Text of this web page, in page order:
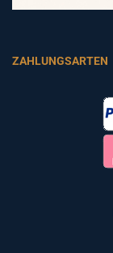
ZAHLUNGSARTEN